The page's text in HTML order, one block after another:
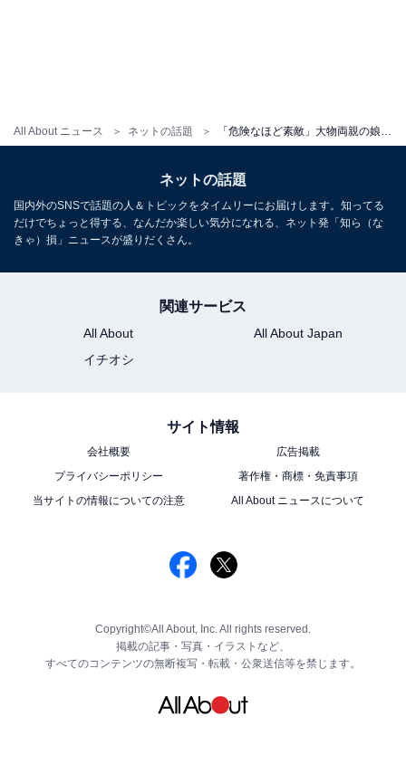
All About ニュース ネットの話題
ネットの話題
国内外のSNSで話題の人＆トピックをタイムリーにお届けします。知ってる
だけでちょっと得する、なんだか楽しい気分になれる、ネット発「知ら（な
きゃ）損」ニュースが盛りだくさん。
関連サービス
All About
All About Japan
イチオシ
サイト情報
会社概要
広告掲載
プライバシーポリシー
著作権・商標・免責事項
当サイトの情報についての注意
All About ニュースについて
Copyright©All About, Inc. All rights reserved.
掲載の記事・写真・イラストなど、
すべてのコンテンツの無断複写・転載・公衆送信等を禁じます。